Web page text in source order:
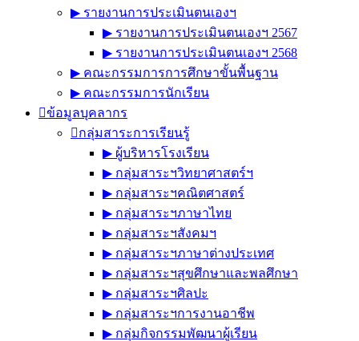
▶︎ รายงานการประเมินตนเองฯ
▶︎ รายงานการประเมินตนเองฯ 2567
▶︎ รายงานการประเมินตนเองฯ 2568
▶︎ คณะกรรมการการศึกษาขั้นพื้นฐาน
▶︎ คณะกรรมการนักเรียน
ข้อมูลบุคลากร
กลุ่มสาระการเรียนรู้
▶︎ ผู้บริหารโรงเรียน
▶︎ กลุ่มสาระฯวิทยาศาสตร์ฯ
▶︎ กลุ่มสาระฯคณิตศาสตร์
▶︎ กลุ่มสาระฯภาษาไทย
▶︎ กลุ่มสาระฯสังคมฯ
▶︎ กลุ่มสาระฯภาษาต่างประเทศ
▶︎ กลุ่มสาระฯสุขศึกษาและพลศึกษา
▶︎ กลุ่มสาระฯศิลปะ
▶︎ กลุ่มสาระฯการงานอาชีพ
▶︎ กลุ่มกิจกรรมพัฒนาผู้เรียน